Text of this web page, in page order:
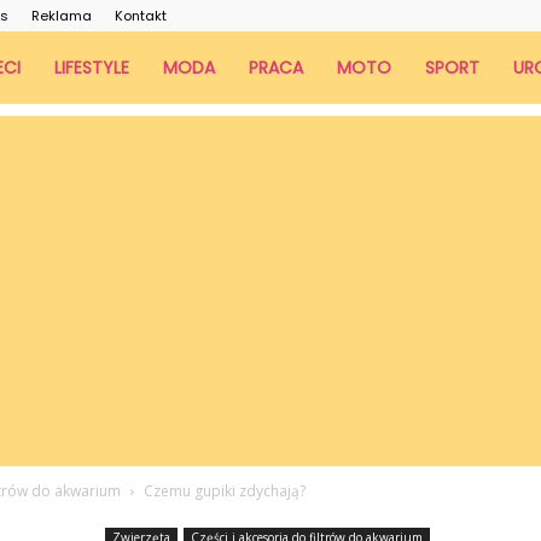
Reklama Kontakt
LIFESTYLE MODA PRACA MOTO SPORT
do akwarium Czemu gupiki zdychają?
Zwierzęta Części i akcesoria do filtrów do akwarium